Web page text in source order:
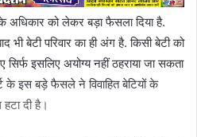
के अधिकार को लेकर बड़ा फैसला दिया है.
भी बेटी परिवार का ही अंग है. किसी बेटी को
इसलिए अयोग्य नहीं ठहराया जा सकता
के इस बड़े फैसले ने विवाहित बेटियों के
दी है।